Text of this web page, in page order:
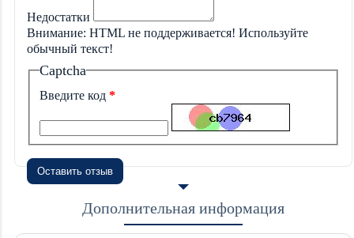
Недостатки
Внимание: HTML не поддерживается! Используйте
обычный текст!
Captcha
Введите код
Оставить отзыв
Дополнительная информация